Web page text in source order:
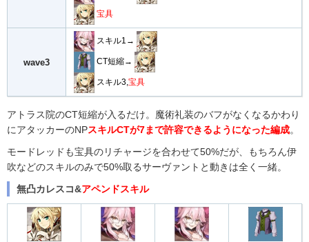
宝具
wave3
スキル1→
CT短縮→
スキル3,宝具
アトラス院のCT短縮が入るだけ。魔術礼装のバフがなくなるかわり
にアタッカーのNPスキルCTが7まで許容できるようになった編成。
モードレッドも宝具のリチャージを合わせて50%だが、もちろん伊
吹などのスキルのみで50%取るサーヴァントと動きは全く一緒。
無凸カレスコ&アペンドスキル